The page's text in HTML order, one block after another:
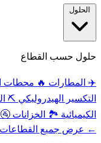
الحلول
حلول حسب القطاع
✈️ المطارات 🔥 محطات
التكسير الهيدروليكي ⛏️
الكيميائية 🏞️ الخزانات 🚰
← عرض جميع القطاعات